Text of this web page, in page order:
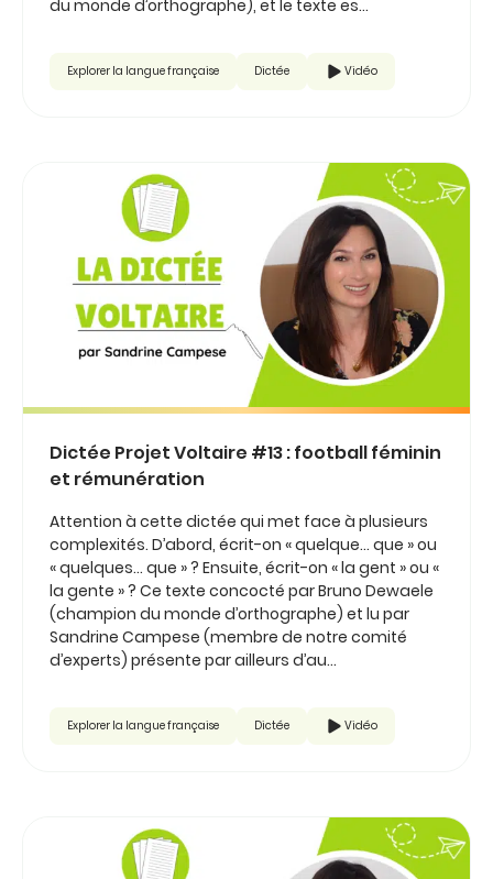
du monde d’orthographe), et le texte es...
Explorer la langue française Dictée Vidéo
Dictée Projet Voltaire #13 : football féminin
et rémunération
Attention à cette dictée qui met face à plusieurs
complexités. D’abord, écrit-on « quelque… que » ou
« quelques… que » ? Ensuite, écrit-on « la gent » ou «
la gente » ? Ce texte concocté par Bruno Dewaele
(champion du monde d’orthographe) et lu par
Sandrine Campese (membre de notre comité
d’experts) présente par ailleurs d’au...
Explorer la langue française Dictée Vidéo